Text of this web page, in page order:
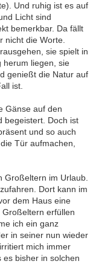
Und ruhig ist es auf
Licht sind
bemerkbar. Da fällt
nicht die Worte.
sie spielt in
herum liegen, sie
genießt die Natur auf
ist.
Gänse auf den
begeistert. Doch ist
und so auch
Tür aufmachen,
Großeltern im Urlaub.
Dort kann im
dem Haus eine
erfüllen
ich ein ganz
in seiner nun wieder
mich immer
bisher in solchen